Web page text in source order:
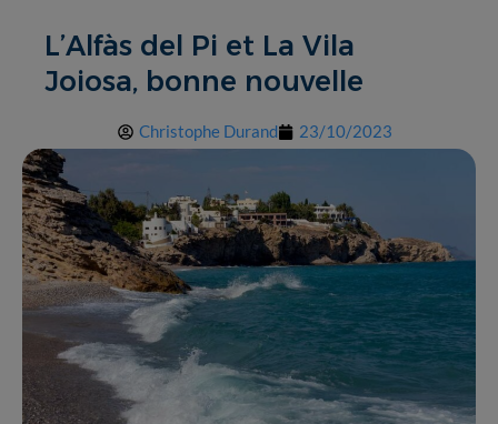
L’Alfàs del Pi et La Vila
Joiosa, bonne nouvelle
Christophe Durand 23/10/2023